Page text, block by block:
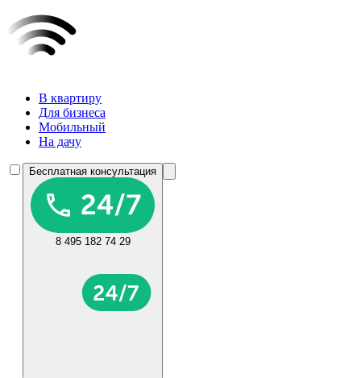
В квартиру
Для бизнеса
Мобильный
На дачу
Бесплатная консультация
8 495 182 74 29